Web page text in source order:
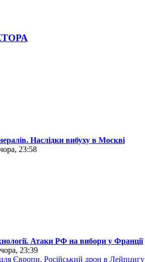
Наслідки вибуху в Москві
23:58
Атаки РФ на вибори у Франції
23:39
для Європи. Російський дрон в Лейпцигу